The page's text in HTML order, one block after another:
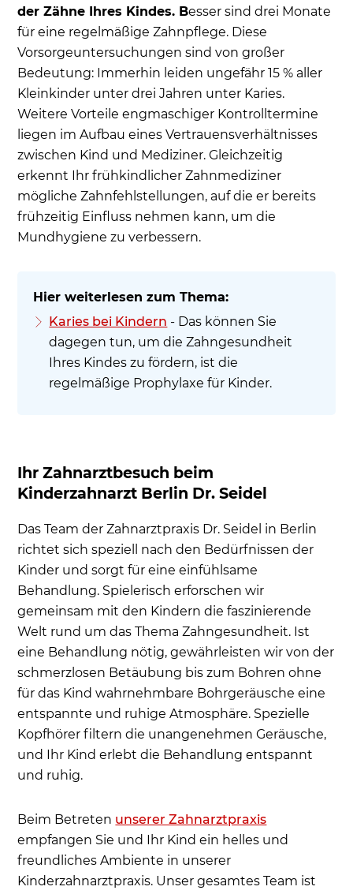
der Zähne Ihres Kindes. Besser sind drei Monate
für eine regelmäßige Zahnpflege. Diese
Vorsorgeuntersuchungen sind von großer
Bedeutung: Immerhin leiden ungefähr 15 % aller
Kleinkinder unter drei Jahren unter Karies.
Weitere Vorteile engmaschiger Kontrolltermine
liegen im Aufbau eines Vertrauensverhältnisses
zwischen Kind und Mediziner. Gleichzeitig
erkennt Ihr frühkindlicher Zahnmediziner
mögliche Zahnfehlstellungen, auf die er bereits
frühzeitig Einfluss nehmen kann, um die
Mundhygiene zu verbessern.
Karies bei Kindern - Das können Sie
dagegen tun, um die Zahngesundheit
Ihres Kindes zu fördern, ist die
regelmäßige Prophylaxe für Kinder.
Ihr Zahnarztbesuch beim
Kinderzahnarzt Berlin Dr. Seidel
Das Team der Zahnarztpraxis Dr. Seidel in Berlin
richtet sich speziell nach den Bedürfnissen der
Kinder und sorgt für eine einfühlsame
Behandlung. Spielerisch erforschen wir
gemeinsam mit den Kindern die faszinierende
Welt rund um das Thema Zahngesundheit. Ist
eine Behandlung nötig, gewährleisten wir von der
schmerzlosen Betäubung bis zum Bohren ohne
für das Kind wahrnehmbare Bohrgeräusche eine
entspannte und ruhige Atmosphäre. Spezielle
Kopfhörer filtern die unangenehmen Geräusche,
und Ihr Kind erlebt die Behandlung entspannt
und ruhig.
Beim Betreten unserer Zahnarztpraxis
empfangen Sie und Ihr Kind ein helles und
freundliches Ambiente in unserer
Kinderzahnarztpraxis. Unser gesamtes Team ist